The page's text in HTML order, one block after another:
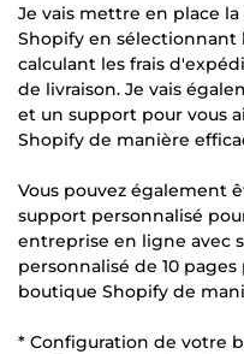
Je vais mettre en place
Shopify en sélectionnant
calculant les frais
de livraison. Je vais
et un support pour vous
Shopify de manière
Vous pouvez également
support personnalisé
entreprise en ligne avec
personnalisé de 10
boutique Shopify de
* Configuration de votre